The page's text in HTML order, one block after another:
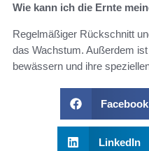
Wie kann ich die Ernte
Regelmäßiger Rückschnitt
das Wachstum. Außerdem
bewässern und ihre
Facebook
LinkedIn